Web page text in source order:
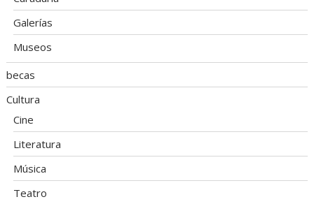
Galerías
Museos
becas
Cultura
Cine
Literatura
Música
Teatro